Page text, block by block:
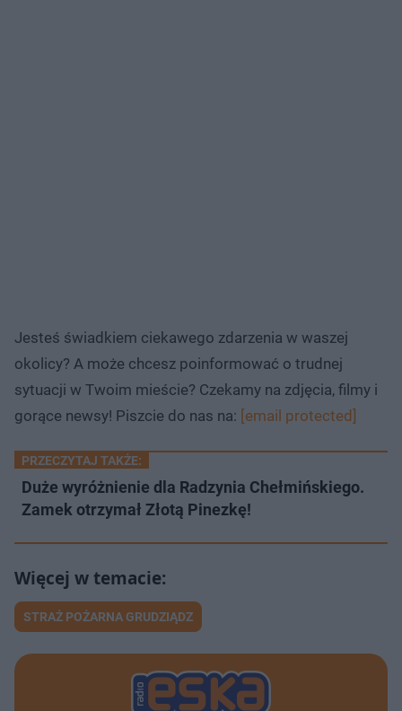
Jesteś świadkiem ciekawego zdarzenia w waszej
okolicy? A może chcesz poinformować o trudnej
sytuacji w Twoim mieście? Czekamy na zdjęcia, filmy i
gorące newsy! Piszcie do nas na: [email protected]
PRZECZYTAJ TAKŻE:
Duże wyróżnienie dla Radzynia Chełmińskiego.
Zamek otrzymał Złotą Pinezkę!
STRAŻ POŻARNA GRUDZIĄDZ